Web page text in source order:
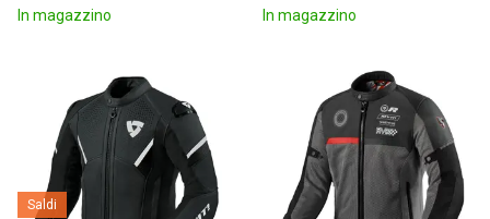
In magazzino In magazzino
Saldi